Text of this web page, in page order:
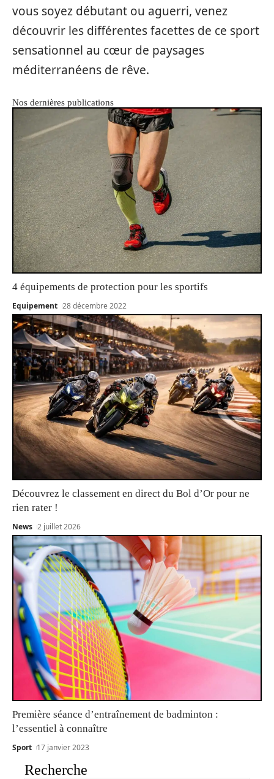
vous soyez débutant ou aguerri, venez
découvrir les différentes facettes de ce sport
sensationnel au cœur de paysages
méditerranéens de rêve.
Nos dernières publications
4 équipements de protection pour les sportifs
Equipement 28 décembre 2022
Découvrez le classement en direct du Bol d’Or pour ne
rien rater !
News 2 juillet 2026
Première séance d’entraînement de badminton :
l’essentiel à connaître
Sport 17 janvier 2023
Recherche